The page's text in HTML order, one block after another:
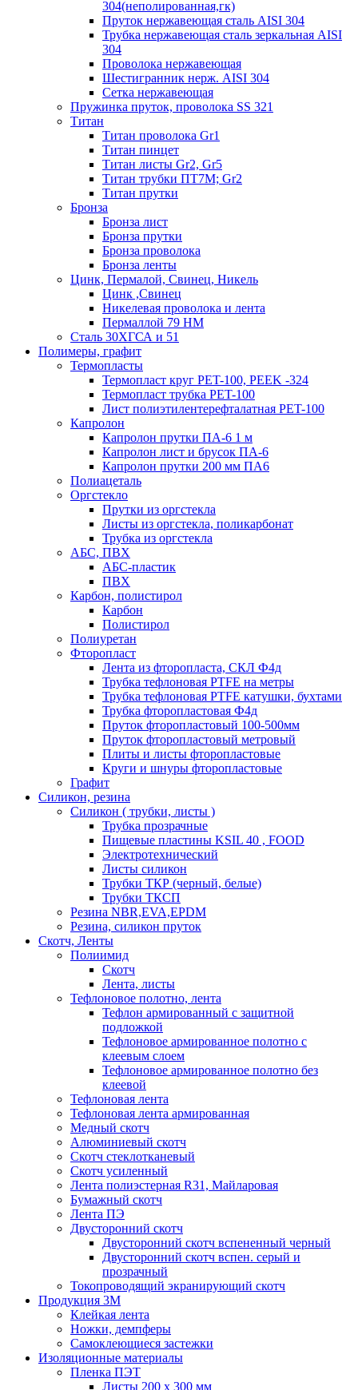
304(неполированная,гк)
Пруток нержавеющая сталь AISI 304
Трубка нержавеющая сталь зеркальная AISI
304
Проволока нержавеющая
Шестигранник нерж. AISI 304
Сетка нержавеющая
Пружинка пруток, проволока SS 321
Титан
Титан проволока Gr1
Титан пинцет
Титан листы Gr2, Gr5
Титан трубки ПТ7М; Gr2
Титан прутки
Бронза
Бронза лист
Бронза прутки
Бронза проволока
Бронза ленты
Цинк, Пермалой, Свинец, Никель
Цинк ,Свинец
Никелевая проволока и лента
Пермаллой 79 НМ
Сталь 30ХГСА и 51
Полимеры, графит
Термопласты
Термопласт круг PET-100, PEEK -324
Термопласт трубка PET-100
Лист полиэтилентерефталатная PET-100
Капролон
Капролон прутки ПА-6 1 м
Капролон лист и брусок ПА-6
Капролон прутки 200 мм ПА6
Полиацеталь
Оргстекло
Прутки из оргстекла
Листы из оргстекла, поликарбонат
Трубка из оргстекла
АБС, ПВХ
АБС-пластик
ПВХ
Карбон, полистирол
Карбон
Полистирол
Полиуретан
Фторопласт
Лента из фторопласта, СКЛ Ф4д
Трубка тефлоновая PTFE на метры
Трубка тефлоновая PTFE катушки, бухтами
Трубка фторопластовая Ф4д
Пруток фторопластовый 100-500мм
Пруток фторопластовый метровый
Плиты и листы фторопластовые
Круги и шнуры фторопластовые
Графит
Силикон, резина
Силикон ( трубки, листы )
Трубка прозрачные
Пищевые пластины KSIL 40 , FOOD
Электротехнический
Листы силикон
Трубки ТКР (черный, белые)
Трубки ТКСП
Резина NBR,EVA,EPDM
Резина, силикон пруток
Скотч, Ленты
Полиимид
Скотч
Лента, листы
Тефлоновое полотно, лента
Тефлон армированный с защитной
подложкой
Тефлоновое армированное полотно с
клеевым слоем
Тефлоновое армированное полотно без
клеевой
Тефлоновая лента
Тефлоновая лента армированная
Медный скотч
Алюминиевый скотч
Скотч стеклотканевый
Скотч усиленный
Лента полиэстерная R31, Майларовая
Бумажный скотч
Лента ПЭ
Двусторонний скотч
Двусторонний скотч вспененный черный
Двусторонний скотч вспен. серый и
прозрачный
Токопроводящий экранирующий скотч
Продукция 3M
Клейкая лента
Ножки, демпферы
Самоклеющиеся застежки
Изоляционные материалы
Пленка ПЭТ
Листы 200 х 300 мм